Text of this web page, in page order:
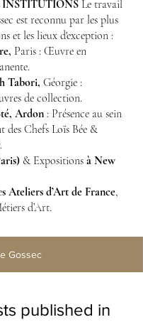
INSTITUTIONS Le travail
est reconnu par les plus
et les lieux d'exception :
Paris : Œuvre en
Tabori, Géorgie :
de collection.
Ardon : Présence au sein
des Chefs Loïs Bée &
& Expositions à New
s Ateliers d’Art de France,
d’Art.
Gossec
published in